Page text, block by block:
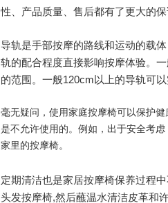
性、产品质量、售后都有了更大的保
导轨是手部按摩的路线和运动的载
轨的配合程度直接影响按摩体验。
的范围。一般120cm以上的导轨可
毫无疑问，使用家庭按摩椅可以保护
是不允许使用的。例如，出于安全考
家里的按摩椅。
定期清洁也是家居按摩椅保养过程
头发按摩椅,然后蘸温水清洁皮革和